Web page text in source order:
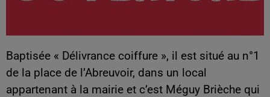
Baptisée « Délivrance coiffure », il est situé au n°1
de la place de l’Abreuvoir, dans un local
appartenant à la mairie et c’est Méguy Brièche qui